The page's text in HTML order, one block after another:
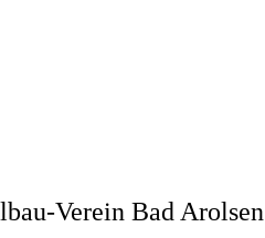
Verein Bad Arolsen